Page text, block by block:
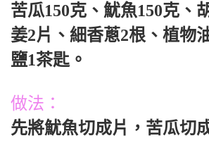
苦瓜150克、魷魚150克、
姜2片、細香蔥2根、植物
鹽1茶匙。
做法：
先將魷魚切成片，苦瓜切